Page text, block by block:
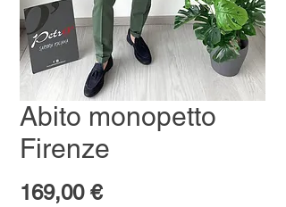
Abito monopetto
Firenze
169,00 €Prezzo